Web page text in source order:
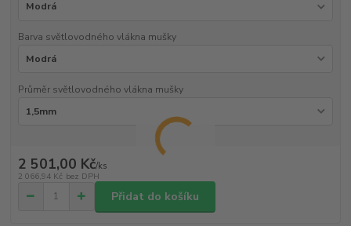
Barva světlovodného vlákna mušky
Průměr světlovodného vlákna mušky
2 501,00 Kč/ks
2 066,94 Kč bez DPH
Přidat do košíku